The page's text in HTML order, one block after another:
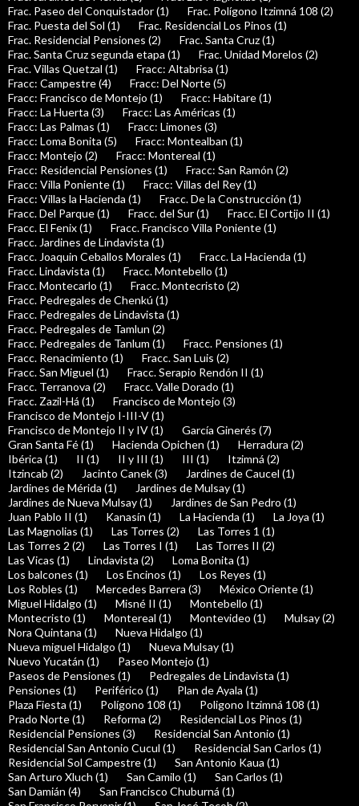
Frac. Paseo del Conquistador (1)
Frac. Polígono Itzimná 108 (2)
Frac. Puesta del Sol (1)
Frac. Residencial Los Pinos (1)
Frac. Residencial Pensiones (2)
Frac. Santa Cruz (1)
Frac. Santa Cruz segunda etapa (1)
Frac. Unidad Morelos (2)
Frac. Villas Quetzal (1)
Fracc: Altabrisa (1)
Fracc: Campestre (4)
Fracc: Del Norte (5)
Fracc: Francisco de Montejo (1)
Fracc: Habitare (1)
Fracc: La Huerta (3)
Fracc: Las Américas (1)
Fracc: Las Palmas (1)
Fracc: Limones (3)
Fracc: Loma Bonita (5)
Fracc: Montealban (1)
Fracc: Montejo (2)
Fracc: Montereal (1)
Fracc: Residencial Pensiones (1)
Fracc: San Ramón (2)
Fracc: Villa Poniente (1)
Fracc: Villas del Rey (1)
Fracc: Villas la Hacienda (1)
Fracc. De la Construcción (1)
Fracc. Del Parque (1)
Fracc. del Sur (1)
Fracc. El Cortijo II (1)
Fracc. El Fenix (1)
Fracc. Francisco Villa Poniente (1)
Fracc. Jardines de Lindavista (1)
Fracc. Joaquin Ceballos Morales (1)
Fracc. La Hacienda (1)
Fracc. Lindavista (1)
Fracc. Montebello (1)
Fracc. Montecarlo (1)
Fracc. Montecristo (2)
Fracc. Pedregales de Chenkú (1)
Fracc. Pedregales de Lindavista (1)
Fracc. Pedregales de Tamlun (2)
Fracc. Pedregales de Tanlum (1)
Fracc. Pensiones (1)
Fracc. Renacimiento (1)
Fracc. San Luis (2)
Fracc. San Miguel (1)
Fracc. Serapio Rendón II (1)
Fracc. Terranova (2)
Fracc. Valle Dorado (1)
Fracc. Zazil-Há (1)
Francisco de Montejo (3)
Francisco de Montejo I-III-V (1)
Francisco de Montejo II y IV (1)
García Ginerés (7)
Gran Santa Fé (1)
Hacienda Opichen (1)
Herradura (2)
Ibérica (1)
II (1) II y III (1) III (1)
Itzimná (2)
Itzincab (2)
Jacinto Canek (3)
Jardines de Caucel (1)
Jardines de Mérida (1)
Jardines de Mulsay (1)
Jardines de Nueva Mulsay (1)
Jardines de San Pedro (1)
Juan Pablo II (1)
Kanasín (1) La Hacienda (1)
La Joya (1)
Las Magnolias (1)
Las Torres (2)
Las Torres 1 (1)
Las Torres 2 (2)
Las Torres I (1)
Las Torres II (2)
Las Vicas (1)
Lindavista (2)
Loma Bonita (1)
Los balcones (1)
Los Encinos (1)
Los Reyes (1)
Los Robles (1)
Mercedes Barrera (3)
México Oriente (1)
Miguel Hidalgo (1)
Misné II (1)
Montebello (1)
Montecristo (1)
Montereal (1) Montevideo (1)
Mulsay (2)
Nora Quintana (1)
Nueva Hidalgo (1)
Nueva miguel Hidalgo (1)
Nueva Mulsay (1)
Nuevo Yucatán (1)
Paseo Montejo (1)
Paseos de Pensiones (1)
Pedregales de Lindavista (1)
Pensiones (1)
Periférico (1)
Plan de Ayala (1)
Plaza Fiesta (1)
Polígono 108 (1)
Poligono Itzimná 108 (1)
Prado Norte (1)
Reforma (2)
Residencial Los Pinos (1)
Residencial Pensiones (3)
Residencial San Antonio (1)
Residencial San Antonio Cucul (1)
Residencial San Carlos (1)
Residencial Sol Campestre (1)
San Antonio Kaua (1)
San Arturo Xluch (1)
San Camilo (1)
San Carlos (1)
San Damián (4)
San Francisco Chuburná (1)